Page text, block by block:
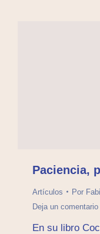
Paciencia,
Artículos Por
Deja un comentario
En su libro